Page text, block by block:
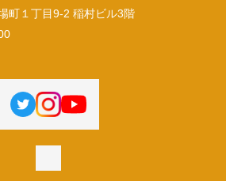
町１丁目9-2 稲村ビル3階